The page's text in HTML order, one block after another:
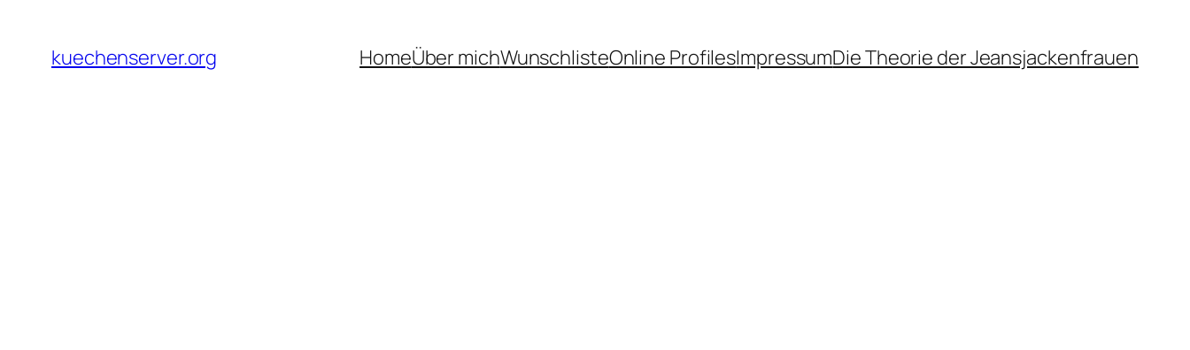
content
kuechenserver.org HomeÜber michWunschlisteOnline ProfilesImpressumDie Theorie der Jeansjackenfrauen